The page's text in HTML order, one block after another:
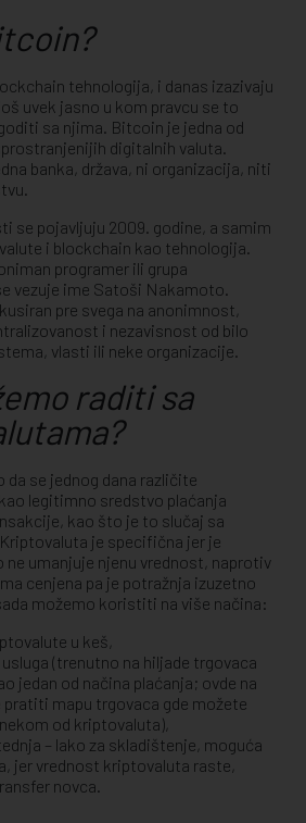
tehnologija, i danas izazivaju
uvek jasno u kom pravcu se to
sa njima. Bitcoin je jedna od
digitalnih valuta.
banka, država, ni organizacija, niti
se pojavljuju 2009. godine, a samim
i blockchain kao tehnologija.
programer ili grupa
vezuje ime Satoši Nakamoto.
pre svega na anonimnost,
i nezavisnost od bilo
vlasti ili neke organizacije.
raditi sa
da se jednog dana različite
legitimno sredstvo plaćanja
kao što je to slučaj sa
je specifična jer je
ne umanjuje njenu vrednost, naprotiv
cenjena pa je potražnja izuzetno
možemo koristiti na više načina:
u keš,
(trenutno na hiljade trgovaca
jedan od načina plaćanja; ovde na
mapu trgovaca gde možete
od kriptovaluta),
– lako za skladištenje, moguća
jer vrednost kriptovaluta raste,
novca.